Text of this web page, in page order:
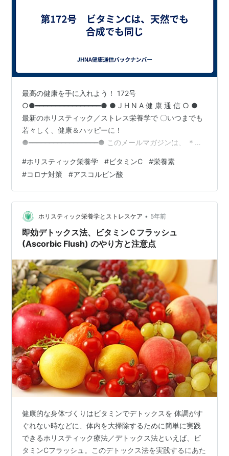
最高の健康を手に入れよう！ 172号
○●━━━━━━━━━━━━━━━━● ● J H N A 健 康 通 信 ○ ●
最新のホリスティック／ストレス栄養学で 〇いつまでも
若々しく、健康＆ハッピーに！
●━━━━━━━━━━━━━━━━━● このメールマガジンは、 ＊健
体のどこも悪くない、健康のはずなのに 体調がすぐれな
い。 ＊実年齢より、10歳若がえりたい！ ＊とにかく、健
康レベルをアップさせたい！ そんな、あなたのためにお
届けします。 今週は丸1日、損してしまった ストレスニ
ュートリショニストの ナターシャ・スタルヒンです。 朝
からず…
#ホリスティック栄養学 #ビタミンC #栄養素
#コロナ対策 #アスコルビン酸
ホリスティック栄養学とストレスケア • 5年前
即効デトックス法、ビタミンＣフラッシュ
(Ascorbic Flush) のやり方と注意点
健康的な身体づくりはビタミンでデトックスを 体調がす
ぐれない時などに、体内を大掃除するために簡単に実践
できるホリスティック療法／デトックス法といえば、ビ
タミンCフラッシュ。このデトックス法を実践するにあた